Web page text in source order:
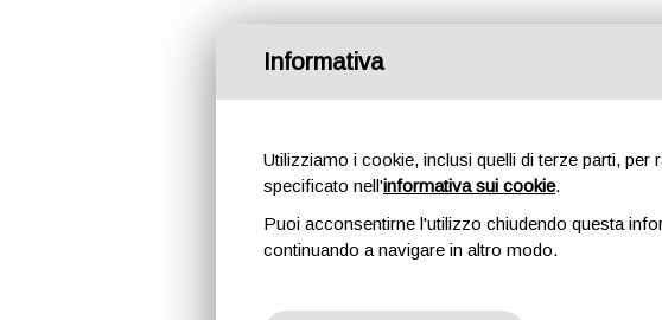
Informativa
Utilizziamo i cookie, inclusi quelli di terze parti,
specificato nell'informativa sui cookie.
Puoi acconsentirne l'utilizzo chiudendo questa
continuando a navigare in altro modo.